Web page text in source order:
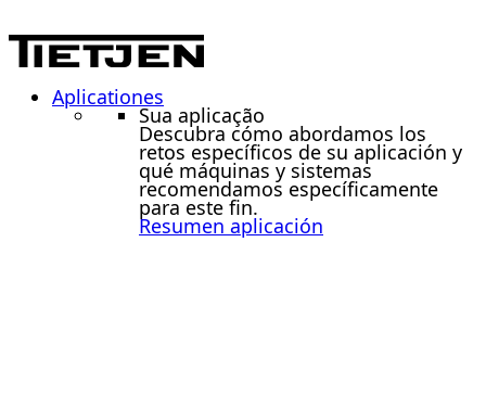
Aplicationes
Sua aplicação
Descubra cómo abordamos los
retos específicos de su aplicación y
qué máquinas y sistemas
recomendamos específicamente
para este fin.
Resumen aplicación